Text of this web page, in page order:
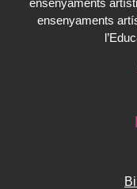
ensenyaments
ensenyaments